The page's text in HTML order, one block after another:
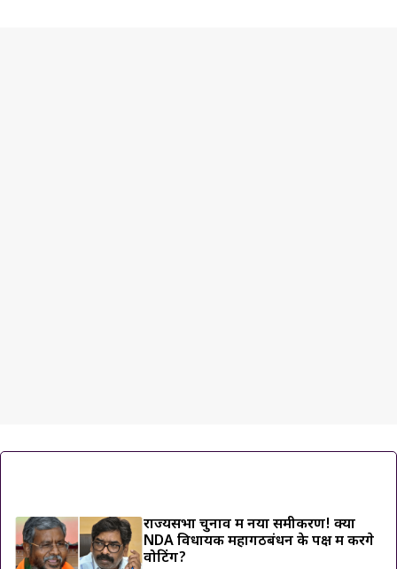
राज्यसभा चुनाव में नया समीकरण! क्या
NDA विधायक महागठबंधन के पक्ष में करेंगे
वोटिंग?